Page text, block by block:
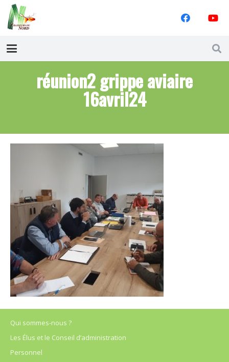
réunion2 grippe aviaire
16avril24
Qui sommes-nous ?
Les Élus et le Conseil d’administration
Personnel